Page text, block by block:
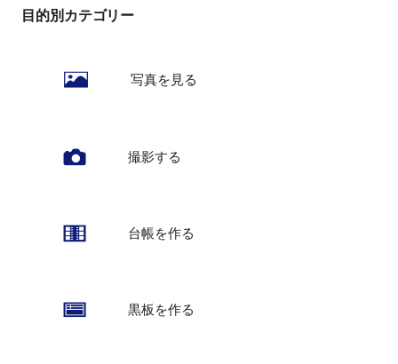
目的別カテゴリー
写真を見る
撮影する
台帳を作る
黒板を作る